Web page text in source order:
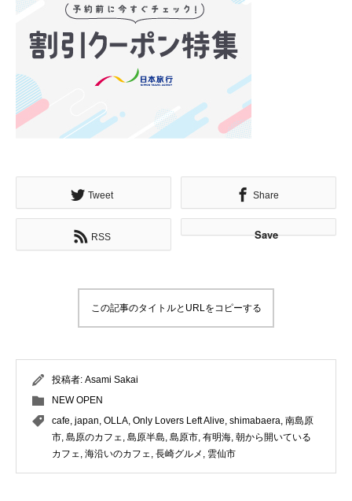
Tweet Share
RSS Save
この記事のタイトルとURLをコピーする
投稿者: Asami Sakai
NEW OPEN
cafe, japan, OLLA, Only Lovers Left Alive, shimabaera, 南島原
市, 島原のカフェ, 島原半島, 島原市, 有明海, 朝から開いている
カフェ, 海沿いのカフェ, 長崎グルメ , 雲仙市